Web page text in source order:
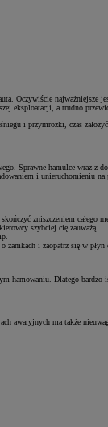
Oczywiście najważniejsze
eksploatacji, a trudno
i przymrozki, czas
Sprawne hamulce wraz
i unieruchomieniu na
zniszczeniem całego
szybciej cię zauważą.
zamkach i zaopatrz się w płyn
hamowaniu. Dlatego
awaryjnych ma także